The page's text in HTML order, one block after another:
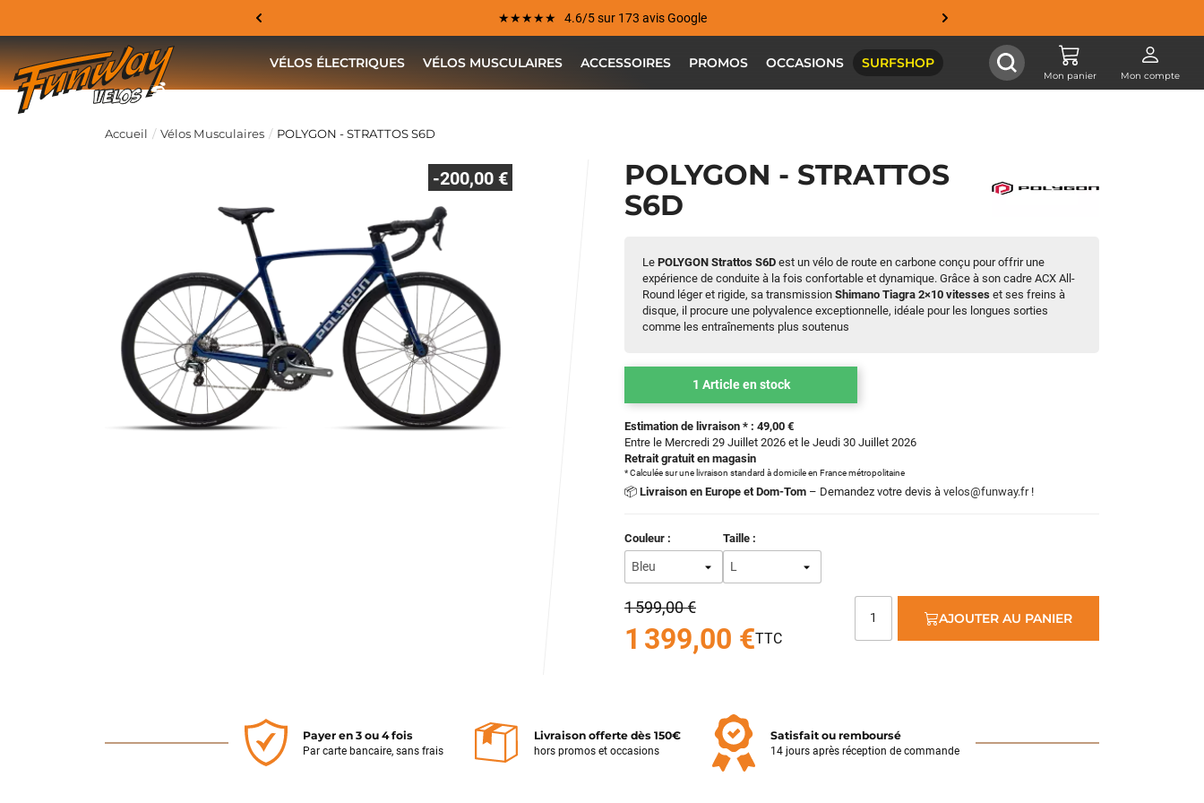
★★★★★ 4.6/5 sur 173 avis Google
VÉLOS ÉLECTRIQUES VÉLOS MUSCULAIRES ACCESSOIRES PROMOS OCCASIONS SURFSHOP
Mon panier Mon compte
Accueil Vélos Musculaires POLYGON - STRATTOS S6D
POLYGON - STRATTOS
S6D
-200,00 €
Le POLYGON Strattos S6D est un vélo de route en carbone conçu pour offrir une
expérience de conduite à la fois confortable et dynamique. Grâce à son cadre ACX All-
Round léger et rigide, sa transmission Shimano Tiagra 2×10 vitesses et ses freins à
disque, il procure une polyvalence exceptionnelle, idéale pour les longues sorties
comme les entraînements plus soutenus
1 Article en stock
Estimation de livraison * : 49,00 €
Entre le Mercredi 29 Juillet 2026 et le Jeudi 30 Juillet 2026
Retrait gratuit en magasin
* Calculée sur une livraison standard à domicile en France métropolitaine
📦 Livraison en Europe et Dom-Tom – Demandez votre devis à velos@funway.fr!
Couleur : Taille :
1 599,00 €
1 399,00 €
AJOUTER AU PANIER
Payer en 3 ou 4 fois
Par carte bancaire, sans frais
Livraison offerte dès 150€
hors promos et occasions
Satisfait ou remboursé
14 jours après réception de commande